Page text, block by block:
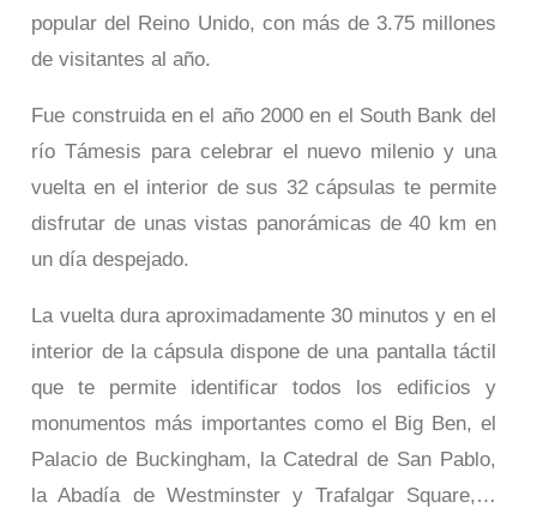
popular del Reino Unido, con más de 3.75 millones
de visitantes al año.
Fue construida en el año 2000 en el South Bank del
río Támesis para celebrar el nuevo milenio y una
vuelta en el interior de sus 32 cápsulas te permite
disfrutar de unas vistas panorámicas de 40 km en
un día despejado.
La vuelta dura aproximadamente 30 minutos y en el
interior de la cápsula dispone de una pantalla táctil
que te permite identificar todos los edificios y
monumentos más importantes como el Big Ben, el
Palacio de Buckingham, la Catedral de San Pablo,
la Abadía de Westminster y Trafalgar Square,…